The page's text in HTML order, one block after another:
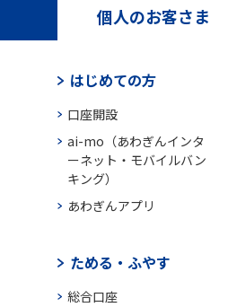
個人のお客さま
はじめての方
口座開設
ai-mo（あわぎんインタ
ーネット・モバイルバン
キング）
あわぎんアプリ
ためる・ふやす
総合口座